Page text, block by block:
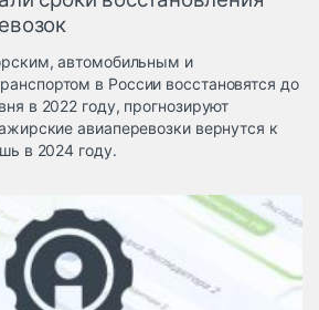
Таможня и ВЭД
грузовые
терминалы
Коммерческий
транспорт
Автосервис,
запчасти, шины
Топливо, масла и
автохимия
автомобильным и
в России восстановятся до
в 2022 году, прогнозируют
авиаперевозки вернутся к
в 2024 году.